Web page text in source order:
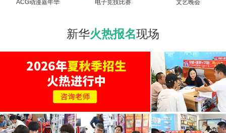
ACG动漫嘉年华 电子竞技比赛 文艺晚会
新华火热报名现场